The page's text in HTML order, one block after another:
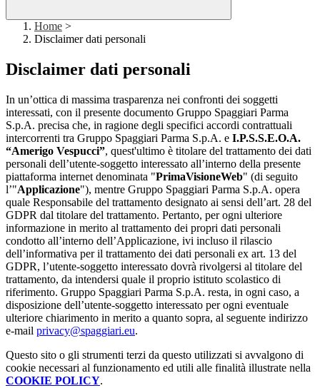
Home >
Disclaimer dati personali
Disclaimer dati personali
In un’ottica di massima trasparenza nei confronti dei soggetti
interessati, con il presente documento Gruppo Spaggiari Parma
S.p.A. precisa che, in ragione degli specifici accordi contrattuali
intercorrenti tra Gruppo Spaggiari Parma S.p.A. e I.P.S.S.E.O.A.
“Amerigo Vespucci”, quest'ultimo è titolare del trattamento dei dati
personali dell’utente-soggetto interessato all’interno della presente
piattaforma internet denominata "PrimaVisioneWeb" (di seguito
l’"Applicazione"), mentre Gruppo Spaggiari Parma S.p.A. opera
quale Responsabile del trattamento designato ai sensi dell’art. 28 del
GDPR dal titolare del trattamento. Pertanto, per ogni ulteriore
informazione in merito al trattamento dei propri dati personali
condotto all’interno dell’Applicazione, ivi incluso il rilascio
dell’informativa per il trattamento dei dati personali ex art. 13 del
GDPR, l’utente-soggetto interessato dovrà rivolgersi al titolare del
trattamento, da intendersi quale il proprio istituto scolastico di
riferimento. Gruppo Spaggiari Parma S.p.A. resta, in ogni caso, a
disposizione dell’utente-soggetto interessato per ogni eventuale
ulteriore chiarimento in merito a quanto sopra, al seguente indirizzo
e-mail privacy@spaggiari.eu.
Questo sito o gli strumenti terzi da questo utilizzati si avvalgono di
cookie necessari al funzionamento ed utili alle finalità illustrate nella
COOKIE POLICY.